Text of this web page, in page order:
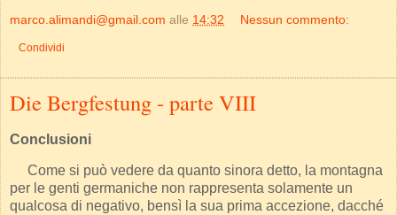
marco.alimandi@gmail.com alle 14:32 Nessun commento:
Condividi
Die Bergfestung - parte VIII
Conclusioni
Come si può vedere da quanto sinora detto, la montagna
per le genti germaniche non rappresenta solamente un
qualcosa di negativo, bensì la sua prima accezione, dacché